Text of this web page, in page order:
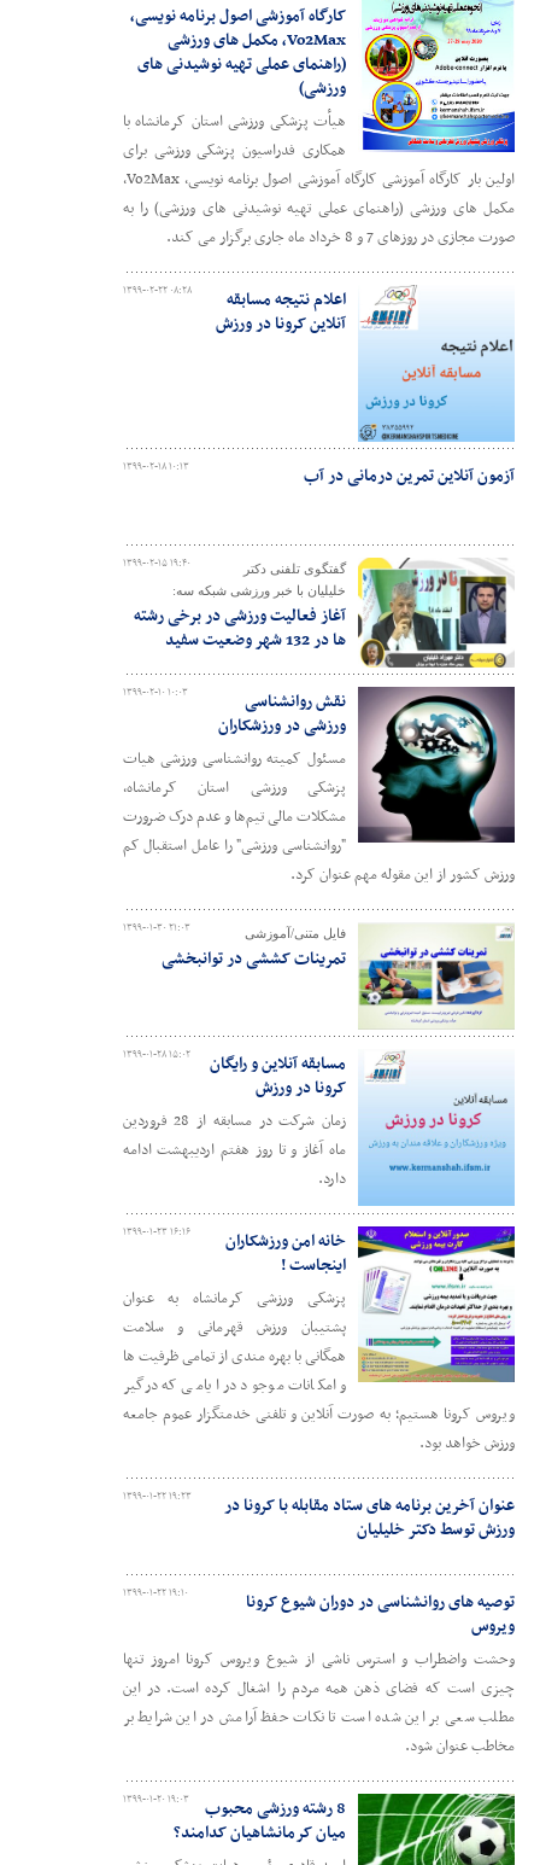
کارگاه آموزشی اصول برنامه نویسی،
Vo2Max، مکمل های ورزشی
(راهنمای عملی تهیه نوشیدنی های
ورزشی)
هیأت پزشکی ورزشی استان کرمانشاه با
همکاری فدراسیون پزشکی ورزشی برای
اولین بار کارگاه آموزشی کارگاه آموزشی اصول برنامه نویسی، Vo2Max،
مکمل های ورزشی (راهنمای عملی تهیه نوشیدنی های ورزشی) را به
صورت مجازی در روزهای 7 و 8 خرداد ماه جاری برگزار می کند.
۱۳۹۹-۰۲-۲۲ ۰۸:۲۸
اعلام نتیجه مسابقه
آنلاین کرونا در ورزش
۱۳۹۹-۰۲-۱۸ ۱۰:۱۳ آزمون آنلاین تمرین درمانی در آب
۱۳۹۹-۰۲-۱۵ ۱۹:۴۰
گفتگوی تلفنی دکتر
خلیلیان با خبر ورزشی شبکه سه:
آغاز فعالیت ورزشی در برخی رشته
ها در 132 شهر وضعیت سفید
۱۳۹۹-۰۲-۱۰ ۱۰:۰۳
نقش روانشناسی
ورزشی در ورزشکاران
مسئول کمیته روانشناسی ورزشی هیات
پزشکی ورزشی استان کرمانشاه،
مشکلات مالی تیم‌ها و عدم درک ضرورت
"روانشناسی ورزشی" را عامل استقبال کم
ورزش کشور از این مقوله مهم عنوان کرد.
۱۳۹۹-۰۱-۳۰ ۲۱:۰۳ فایل متنی/آموزشی
تمرینات کششی در توانبخشی
۱۳۹۹-۰۱-۲۸ ۱۵:۰۲
مسابقه آنلاین و رایگان
کرونا در ورزش
زمان شرکت در مسابقه از 28 فروردین
ماه آغاز و تا روز هفتم اردیبهشت ادامه
دارد.
۱۳۹۹-۰۱-۲۳ ۱۶:۱۶
خانه امن ورزشکاران
اینجاست !
پزشکی ورزشی کرمانشاه به عنوان
پشتیبان ورزش قهرمانی و سلامت
همگانی با بهره مندی از تمامی ظرفیت ها
و امکانات موجود در ایامی که درگیر
ویروس کرونا هستیم؛ به صورت آنلاین و تلفنی خدمتگزار عموم جامعه
ورزش خواهد بود.
۱۳۹۹-۰۱-۲۲ ۱۹:۲۳
عنوان آخرین برنامه های ستاد مقابله با کرونا در
ورزش توسط دکتر خلیلیان
۱۳۹۹-۰۱-۲۲ ۱۹:۱۰
توصیه های روانشناسی در دوران شیوع کرونا
ویروس
وحشت واضطراب و استرس ناشی از شیوع ویروس کرونا امروز تنها
چیزی است که فضای ذهن همه مردم را اشغال کرده است. در این
مطلب سعی بر این شده است تا نکات حفظ آرامش در این شرایط بر
مخاطب عنوان شود.
۱۳۹۹-۰۱-۲۰ ۱۹:۰۳
8 رشته ورزشی محبوب
میان کرمانشاهیان کدامند؟